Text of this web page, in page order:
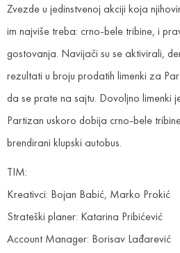
Zvezde u jedinstvenoj akciji koja
im najviše treba: crno-bele tribine, i
gostovanja. Navijači su se aktivirali,
rezultati u broju prodatih limenki za
da se prate na sajtu. Dovoljno limenki
Partizan uskoro dobija crno-bele
brendirani klupski autobus.
TIM:
Kreativci: Bojan Babić, Marko Prokić
Strateški planer: Katarina Pribićević
Account Manager: Borisav Lađarević